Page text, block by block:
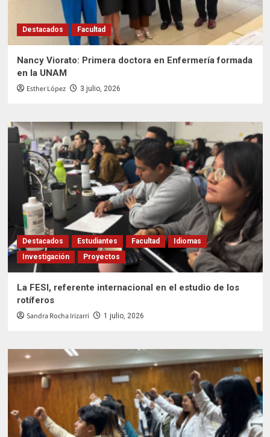
Destacados Facultad
Nancy Viorato: Primera doctora en Enfermería formada
en la UNAM
Esther López 3 julio, 2026
Destacados Estudiantes Facultad
Idiomas
Investigación
Proyectos
La FESI, referente internacional en el estudio de los
rotíferos
Sandra Rocha Irizarri 1 julio, 2026